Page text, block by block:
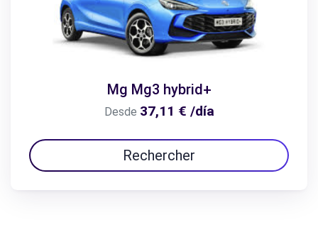
Mg Mg3 hybrid+
Desde 37,11 € /día
Rechercher